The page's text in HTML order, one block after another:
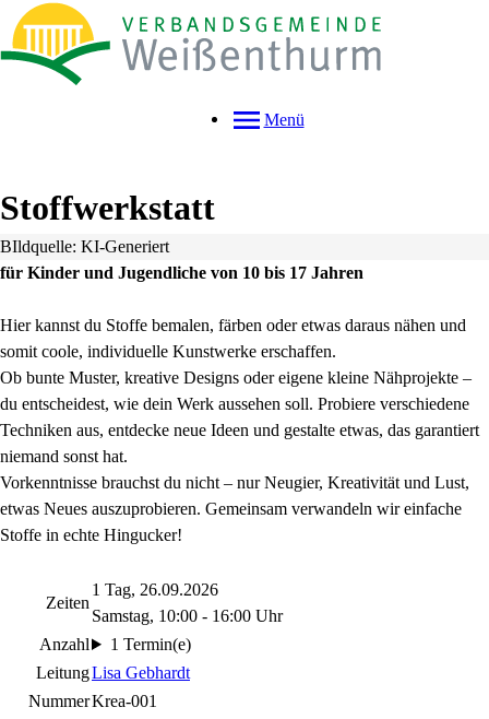
Menü
Stoffwerkstatt
BIldquelle: KI-Generiert
für Kinder und Jugendliche von 10 bis 17 Jahren
Hier kannst du Stoffe bemalen, färben oder etwas daraus nähen und
somit coole, individuelle Kunstwerke erschaffen.
Ob bunte Muster, kreative Designs oder eigene kleine Nähprojekte –
du entscheidest, wie dein Werk aussehen soll. Probiere verschiedene
Techniken aus, entdecke neue Ideen und gestalte etwas, das garantiert
niemand sonst hat.
Vorkenntnisse brauchst du nicht – nur Neugier, Kreativität und Lust,
etwas Neues auszuprobieren. Gemeinsam verwandeln wir einfache
Stoffe in echte Hingucker!
Zeiten
1 Tag, 26.09.2026
Samstag, 10:00 - 16:00 Uhr
Anzahl
1 Termin(e)
LeitungLisa Gebhardt
NummerKrea-001